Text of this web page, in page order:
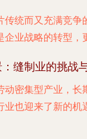
传统而又充满竞
企业战略的转型，
缝制业的挑战
动密集型产业，
业也迎来了新的